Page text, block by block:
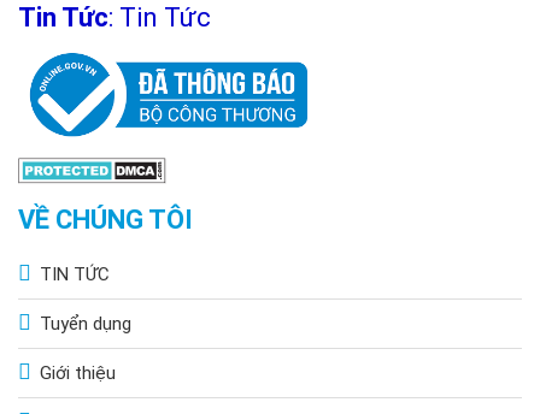
Tin Tức: Tin Tức
VỀ CHÚNG TÔI
TIN TỨC
Tuyển dụng
Giới thiệu